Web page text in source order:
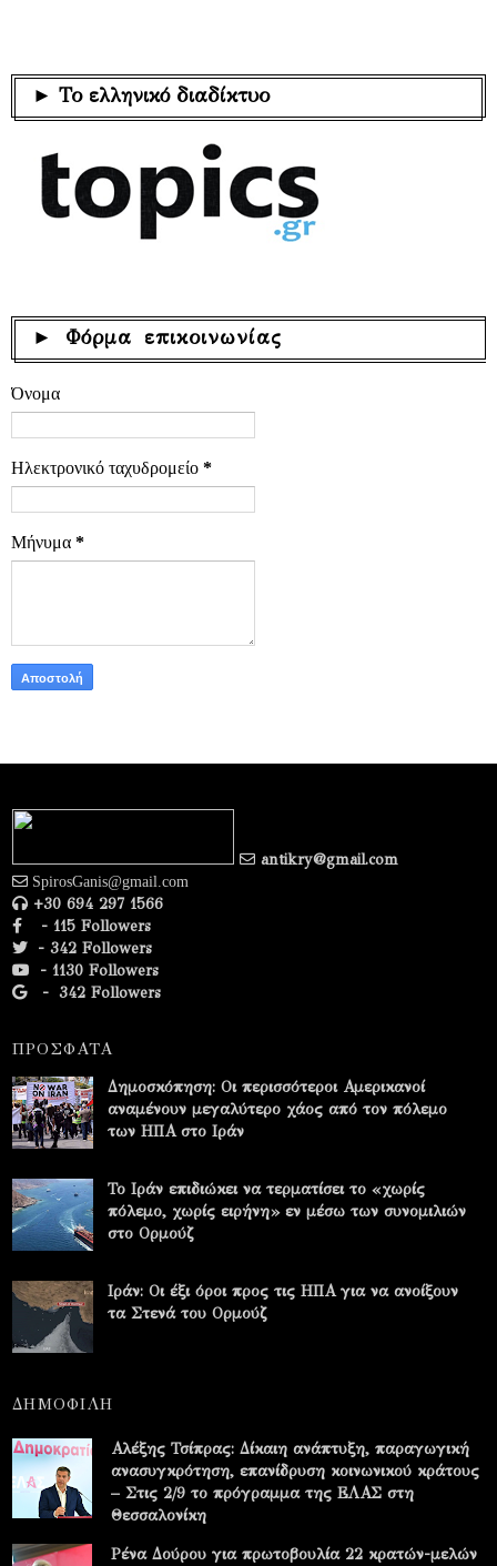
► Το ελληνικό διαδίκτυο
► Φόρμα επικοινωνίας
Όνομα
Ηλεκτρονικό ταχυδρομείο *
Μήνυμα *
antikry@gmail.com
SpirosGanis@gmail.com
+30 694 297 1566
- 115 Followers
- 342 Followers
- 1130 Followers
- 342 Followers
ΠΡΟΣΦΑΤΑ
Δημοσκόπηση: Οι περισσότεροι Αμερικανοί
αναμένουν μεγαλύτερο χάος από τον πόλεμο
των ΗΠΑ στο Ιράν
Το Ιράν επιδιώκει να τερματίσει το «χωρίς
πόλεμο, χωρίς ειρήνη» εν μέσω των συνομιλιών
στο Ορμούζ
Ιράν: Οι έξι όροι προς τις ΗΠΑ για να ανοίξουν
τα Στενά του Ορμούζ
ΔΗΜΟΦΙΛΗ
Αλέξης Τσίπρας: Δίκαιη ανάπτυξη, παραγωγική
ανασυγκρότηση, επανίδρυση κοινωνικού κράτους
– Στις 2/9 το πρόγραμμα της ΕΛΑΣ στη
Θεσσαλονίκη
Ρένα Δούρου για πρωτοβουλία 22 κρατών-μελών